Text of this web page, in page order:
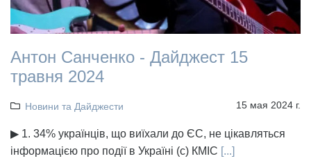
Антон Санченко - Дайджест 15
травня 2024
Новини та Дайджести 15 мая 2024 г.
▶ 1. 34% українців, що виїхали до ЄС, не цікавляться
інформацією про події в Україні (с) КМІС [...]